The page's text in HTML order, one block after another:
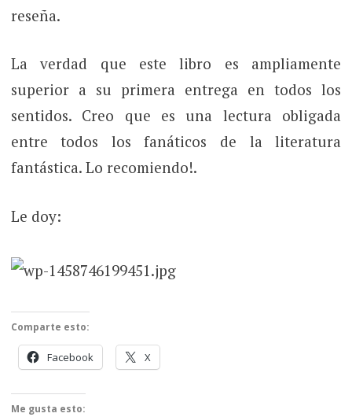
reseña.
La verdad que este libro es ampliamente
superior a su primera entrega en todos los
sentidos. Creo que es una lectura obligada
entre todos los fanáticos de la literatura
fantástica. Lo recomiendo!.
Le doy:
Comparte esto:
Facebook X
Me gusta esto: